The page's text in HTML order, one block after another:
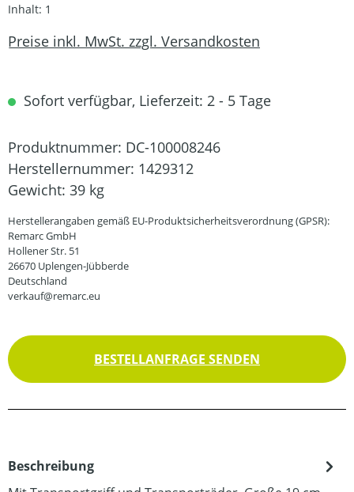
Inhalt: 1
Preise inkl. MwSt. zzgl. Versandkosten
Sofort verfügbar, Lieferzeit: 2 - 5 Tage
Produktnummer: DC-100008246
Herstellernummer: 1429312
Gewicht: 39 kg
Herstellerangaben gemäß EU-Produktsicherheitsverordnung (GPSR):
Remarc GmbH
Hollener Str. 51
26670 Uplengen-Jübberde
Deutschland
verkauf@remarc.eu
BESTELLANFRAGE SENDEN
Beschreibung